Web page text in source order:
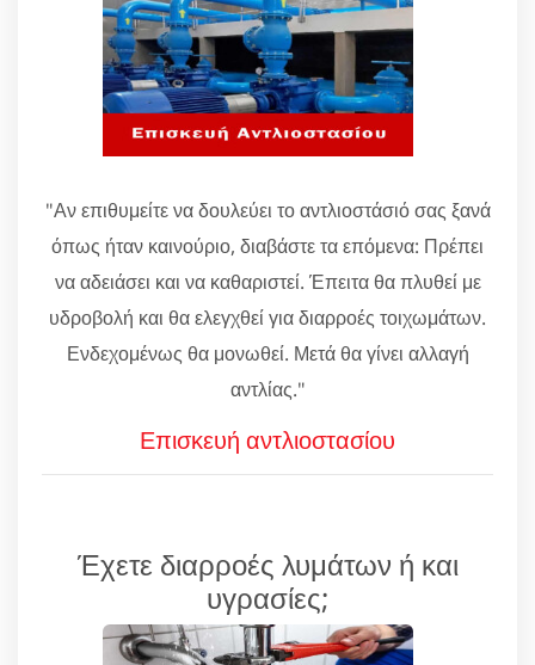
"Αν επιθυμείτε να δουλεύει το αντλιοστάσιό σας ξανά
όπως ήταν καινούριο, διαβάστε τα επόμενα: Πρέπει
να αδειάσει και να καθαριστεί. Έπειτα θα πλυθεί με
υδροβολή και θα ελεγχθεί για διαρροές τοιχωμάτων.
Ενδεχομένως θα μονωθεί. Μετά θα γίνει αλλαγή
αντλίας."
Επισκευή αντλιοστασίου
Έχετε διαρροές λυμάτων ή και
υγρασίες;